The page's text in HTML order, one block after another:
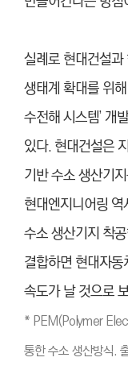
실례로 현대건설
생태계 확대를 위
수전해 시스템’ 개
있다. 현대건설은
기반 수소 생산기
현대엔지니어링
수소 생산기지 착
결합하면 현대자
속도가 날 것으로
* PEM(Polymer
통한 수소 생산방식.